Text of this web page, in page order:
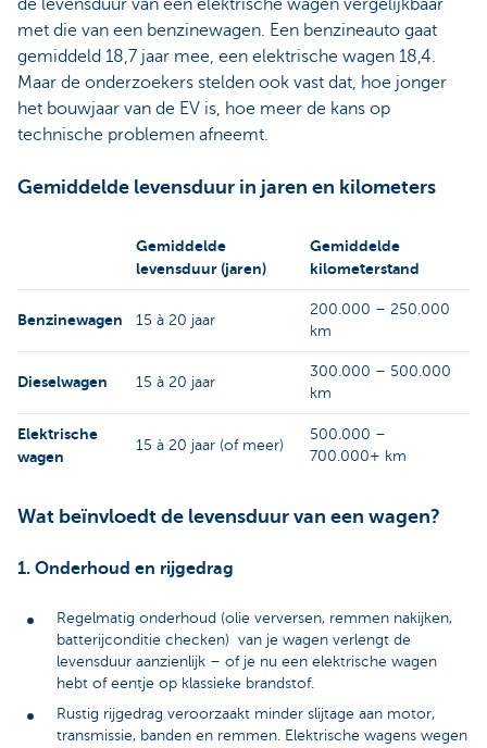
de levensduur van een elektrische wagen vergelijkbaar
met die van een benzinewagen. Een benzineauto gaat
gemiddeld 18,7 jaar mee, een elektrische wagen 18,4.
Maar de onderzoekers stelden ook vast dat, hoe jonger
het bouwjaar van de EV is, hoe meer de kans op
technische problemen afneemt.
Gemiddelde levensduur in jaren en kilometers
Gemiddelde
levensduur (jaren)
Gemiddelde
kilometerstand
Benzinewagen 15 à 20 jaar
200.000 – 250.000
km
Dieselwagen 15 à 20 jaar
300.000 – 500.000
km
Elektrische
wagen
15 à 20 jaar (of meer)
500.000 –
700.000+ km
Wat beïnvloedt de levensduur van een wagen?
1. Onderhoud en rijgedrag
Regelmatig onderhoud (olie verversen, remmen nakijken,
batterijconditie checken) van je wagen verlengt de
levensduur aanzienlijk – of je nu een elektrische wagen
hebt of eentje op klassieke brandstof.
Rustig rijgedrag veroorzaakt minder slijtage aan motor,
transmissie, banden en remmen. Elektrische wagens wegen